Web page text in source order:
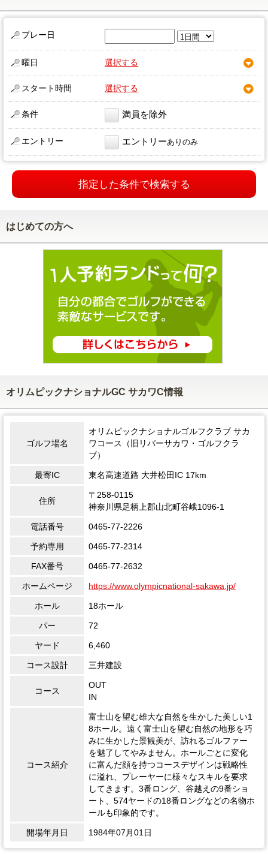
プレー日
曜日 選択する
スタート時間 選択する
条件 満員を除外
エントリー エントリーありのみ
指定した条件で検索する
はじめての方へ
オリムピックナショナルGC サカワC情報
ゴルフ場名
オリムピックナショナルゴルフクラブ サカ
ワコース（旧リバーサカワ・ゴルフクラ
ブ）
最寄IC 東名高速道路 大井松田IC 17km
住所
〒258-0115
神奈川県足柄上郡山北町谷峨1096-1
電話番号 0465-77-2226
予約専用 0465-77-2314
FAX番号 0465-77-2632
ホームページ https://www.olympicnational-sakawa.jp/
ホール 18ホール
パー 72
ヤード 6,460
コース設計 三井建設
コース
OUT
IN
コース紹介
富士山を望む雄大な自然を生かした美しい1
8ホール。遠く富士山を望む自然の地形を巧
みに生かした景観美が、訪れるゴルファー
を魅了してやみません。ホールごとに変化
に富んだ顔を持つコースデザインは戦略性
に溢れ、プレーヤーに様々なスキルを要求
してきます。3番ロング、谷越えの9番ショ
ート、574ヤードの18番ロングなどの名物ホ
ールも印象的です。
開場年月日 1984年07月01日